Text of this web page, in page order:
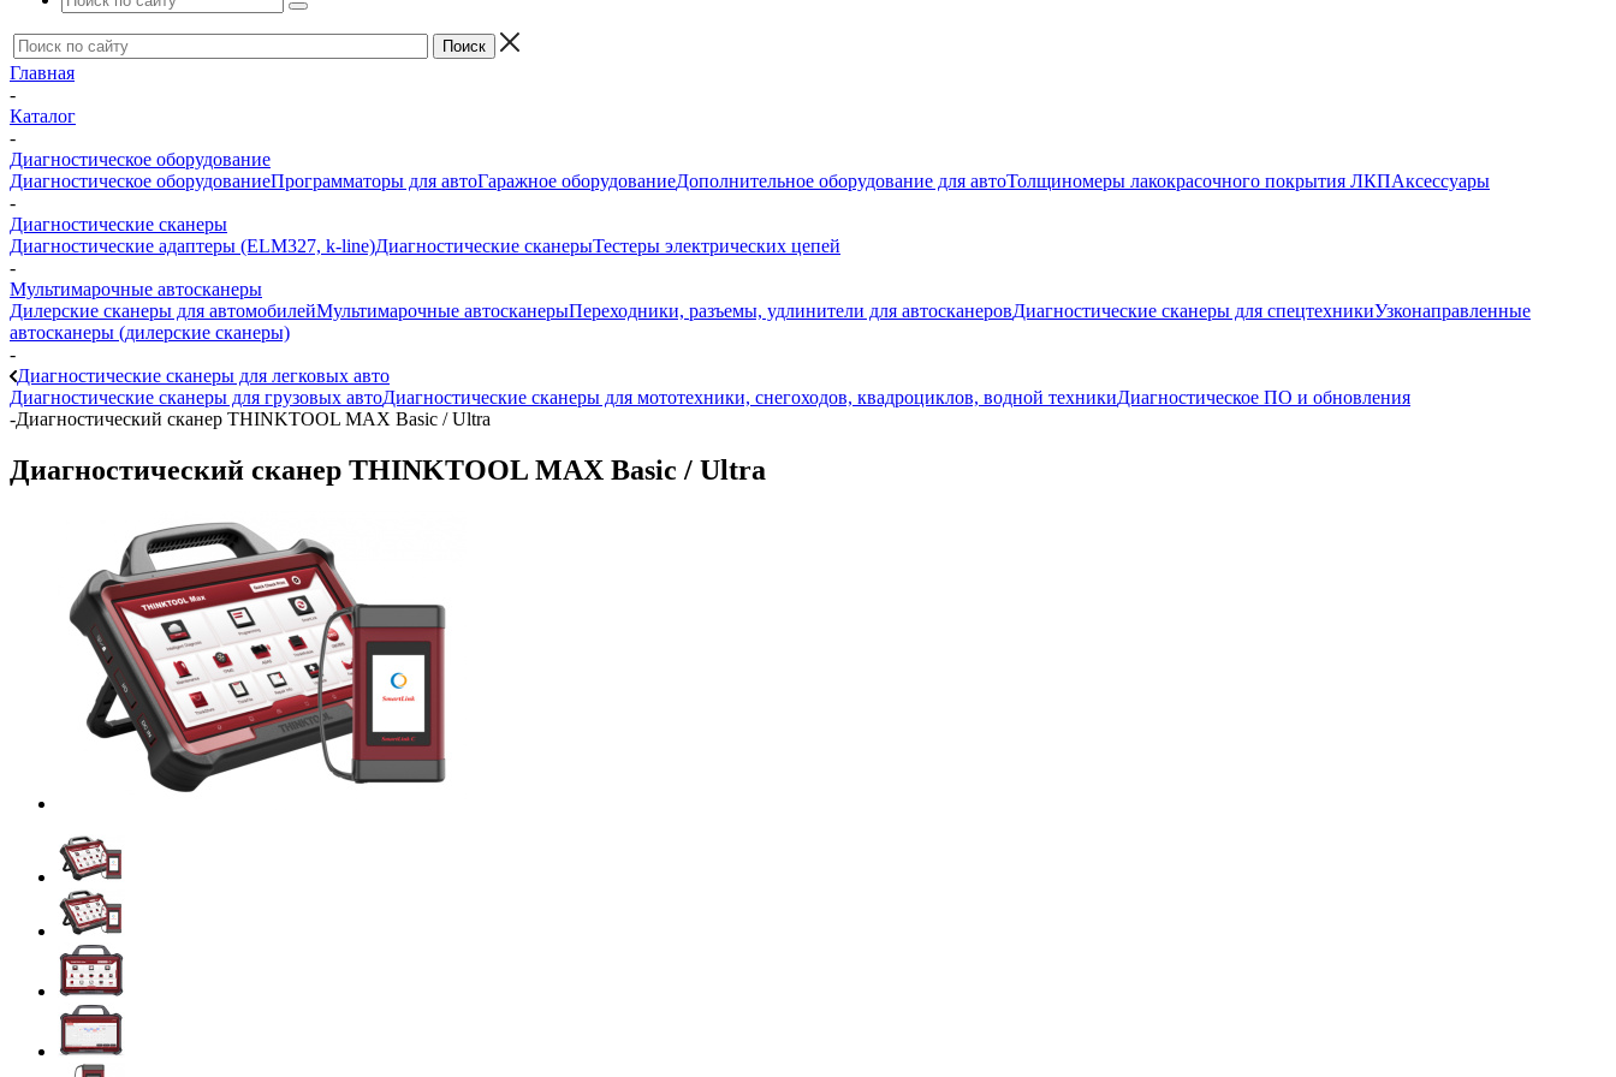
Главная
-
Каталог
-
Диагностическое оборудование
Диагностическое оборудованиеПрограмматоры для автоГаражное оборудованиеДополнительное оборудование для автоТолщиномеры лакокрасочного покрытия ЛКПАксессуары
-
Диагностические сканеры
Диагностические адаптеры (ELM327, k-line)Диагностические сканерыТестеры электрических цепей
-
Мультимарочные автосканеры
Дилерские сканеры для автомобилейМультимарочные автосканерыПереходники, разъемы, удлинители для автосканеровДиагностические сканеры для спецтехникиУзконаправленные
автосканеры (дилерские сканеры)
-
Диагностические сканеры для легковых авто
Диагностические сканеры для грузовых автоДиагностические сканеры для мототехники, снегоходов, квадроциклов, водной техникиДиагностическое ПО и обновления
-Диагностический сканер THINKTOOL MAX Basic / Ultra
Диагностический сканер THINKTOOL MAX Basic / Ultra